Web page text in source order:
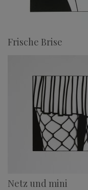
Frische Brise
Netz und mini